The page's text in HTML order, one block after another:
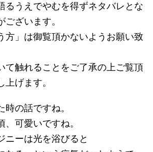
るうえでやむを得ずネタバレとな
ございます。
方」は御覧頂かないようお願い致
て触れることをご了承の上ご覧頂
上げます。
の話ですね。
可愛いですね。
ニーは光を浴びると